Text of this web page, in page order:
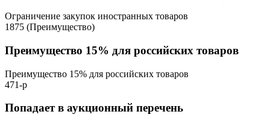
Ограничение закупок иностранных товаров
1875 (Преимущество)
Преимущество 15% для российских товаров
Преимущество 15% для российских товаров
471-р
Попадает в аукционный перечень